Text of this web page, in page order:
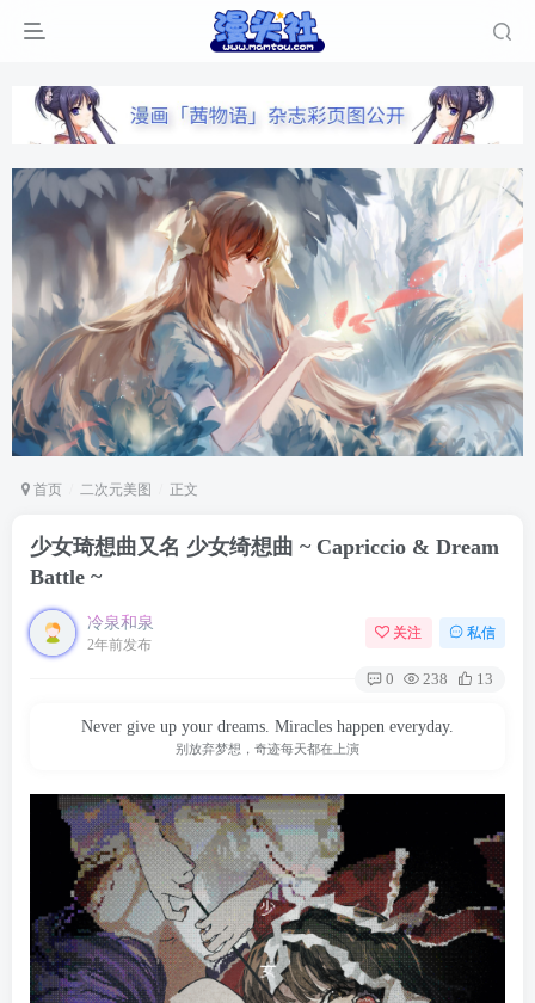
首页 二次元美图 正文
少女琦想曲又名 少女绮想曲 ~ Capriccio & Dream
Battle ~
冷泉和泉
2年前发布
关注 私信
0 238 13
Never give up your dreams. Miracles happen everyday.
别放弃梦想，奇迹每天都在上演